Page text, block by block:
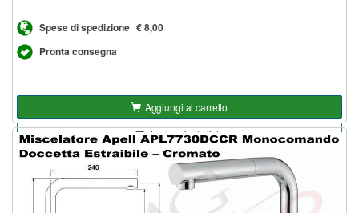
Spese di spedizione € 8,00
Pronta consegna
Aggiungi al carrello
Aggiungi alla lista